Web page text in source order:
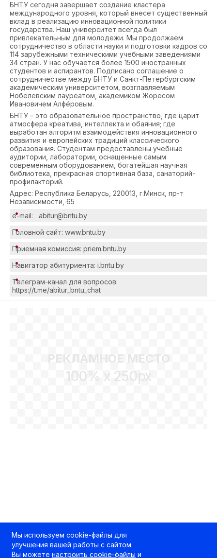
БНТУ сегодня завершает создание кластера
международного уровня, который внесет существенный
вклад в реализацию инновационной политики
государства. Наш университет всегда был
привлекательным для молодежи. Мы продолжаем
сотрудничество в области науки и подготовки кадров со
114 зарубежными техническими учебными заведениями
34 стран. У нас обучается более 1500 иностранных
студентов и аспирантов. Подписано соглашение о
сотрудничестве между БНТУ и Санкт-Петербургским
академическим университетом, возглавляемым
Нобелевским лауреатом, академиком Жоресом
Ивановичем Алфёровым.
БНТУ – это образовательное пространство, где царит
атмосфера креатива, интеллекта и обаяния; где
выработан алгоритм взаимодействия инновационного
развития и европейских традиций классического
образования. Студентам предоставлены учебные
аудитории, лаборатории, оснащенные самым
современным оборудованием, богатейшая научная
библиотека, прекрасная спортивная база, санаторий-
профилакторий.
Адрес: Республика Беларусь, 220013, г.Минск, пр-т
Независимости, 65
e-mail: abitur@bntu.by
Головной сайт: www.bntu.by
Приемная комиссия: priem.bntu.by
Навигатор абитуриента: i.bntu.by
Телеграм-канал для вопросов:
https://t.me/abitur_bntu_chat
РЕКЛАМНОЕ МЕСТО
100% x 250px
Мы используем cookie-файлы для
улучшения вашей работы с сайтом.
Вы можете настроить cookie-файлы и